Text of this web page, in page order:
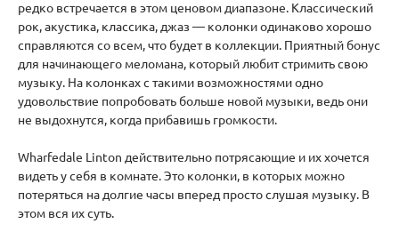
редко встречается в этом ценовом диапазоне. Классический
рок, акустика, классика, джаз — колонки одинаково хорошо
справляются со всем, что будет в коллекции. Приятный бонус
для начинающего меломана, который любит стримить свою
музыку. На колонках с такими возможностями одно
удовольствие попробовать больше новой музыки, ведь они
не выдохнутся, когда прибавишь громкости.
Wharfedale Linton действительно потрясающие и их хочется
видеть у себя в комнате. Это колонки, в которых можно
потеряться на долгие часы вперед просто слушая музыку. В
этом вся их суть.